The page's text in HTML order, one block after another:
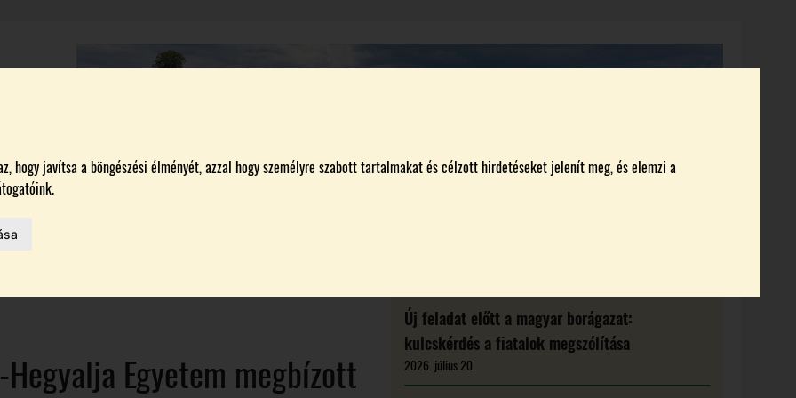
hogy javítsa a böngészési élményét, azzal hogy személyre szabott tartalmakat és célzott hirdetéseket jelenít meg, és elemzi a
BORÁSZATOK MAGYARORSZÁG LEGSZEBB SZŐLŐBIRTOKA 2026 KI KICSODA RENDEZVÉNYEK MAGAZIN
IDÉN
Egyetem megbízott
Új feladat előtt a magyar borágazat:
kulcskérdés a fiatalok megszólítása
2026. július 20.